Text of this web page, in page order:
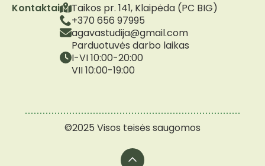
Kontaktai
Taikos pr. 141, Klaipėda (PC BIG)
+370 656 97995
agavastudija@gmail.com
Parduotuvės darbo laikas
I-VI 10:00-20:00
VII 10:00-19:00
©2025 Visos teisės saugomos